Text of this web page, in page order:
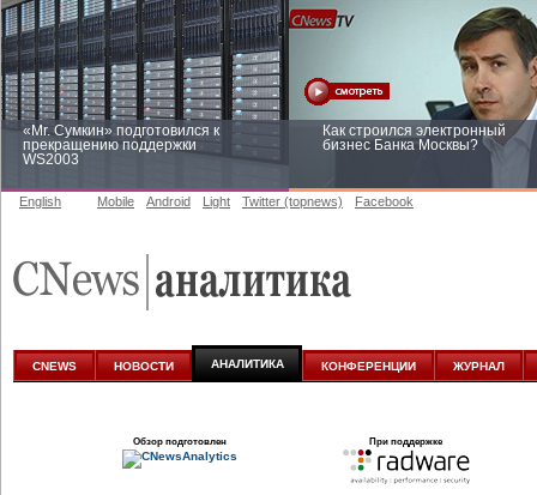
«Mr. Сумкин» подготовился к
прекращению поддержки
WS2003
Как строился электронный
бизнес Банка Москвы?
аналитике
English Mobile Android Light Twitter (topnews) Facebook
CNEWS НОВОСТИ АНАЛИТИКА КОНФЕРЕНЦИИ ЖУРНАЛ
Обзор подготовлен При поддержке